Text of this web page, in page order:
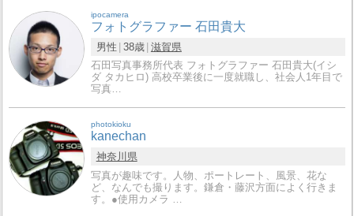
ipocamera
フォトグラファー 石田貴大
男性 38歳 滋賀県
石田写真事務所代表 フォトグラファー 石田貴大(イシ
ダ タカヒロ) 高校卒業後に一度就職し、社会人1年目で
写真…
photokioku
kanechan
神奈川県
写真が趣味です。人物、ポートレート、風景、花な
ど、なんでも撮ります。鎌倉・藤沢方面によく行きま
す。●使用カメラ …